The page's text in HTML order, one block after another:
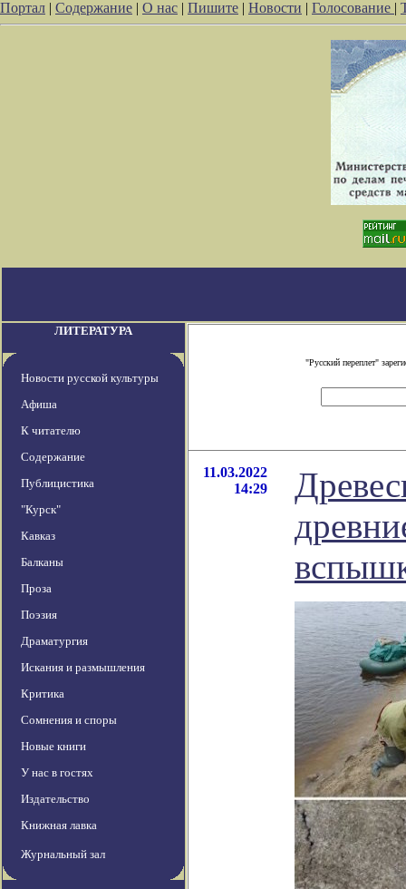
Портал | Содержание | О нас | Пишите | Новости | Голосование |
ЛИТЕРАТУРА
Новости русской культуры
Афиша
К читателю
Содержание
Публицистика
"Курск"
Кавказ
Балканы
Проза
Поэзия
Драматургия
Искания и размышления
Критика
Сомнения и споры
Новые книги
У нас в гостях
Издательство
Книжная лавка
Журнальный зал
"Русский переплет"
11.03.2022
14:29